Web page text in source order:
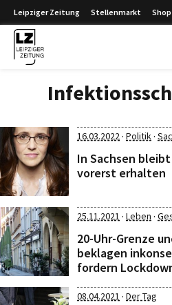
Leipziger Zeitung Stellenmarkt Shop
16.03.2022· Politik·
In Sachsen
vorerst erhalten
25.11.2021 · Leben ·
20-Uhr-Grenze
beklagen
fordern
08.04.2021 · Der Tag